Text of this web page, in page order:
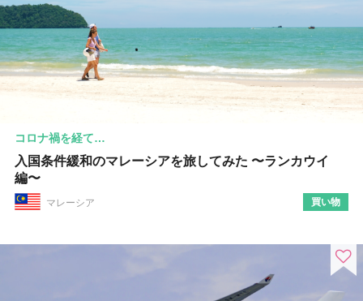
コロナ禍を経て…
入国条件緩和のマレーシアを旅してみた 〜ランカウイ
編〜
マレーシア 買い物